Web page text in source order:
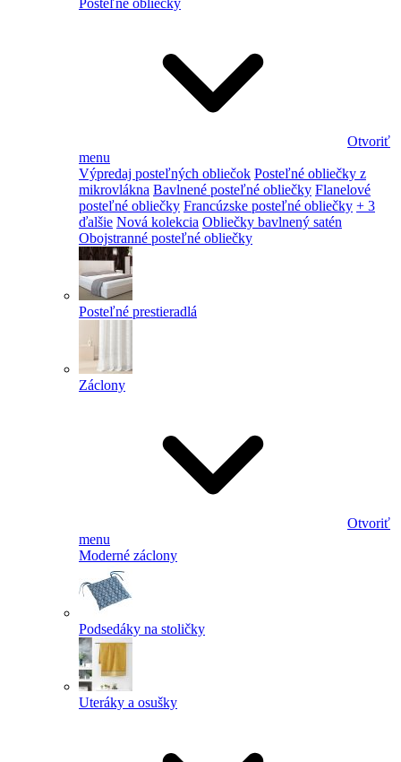
Posteľné obliečky
Otvoriť
menu
Výpredaj posteľných obliečok Posteľné obliečky z
mikrovlákna Bavlnené posteľné obliečky Flanelové
posteľné obliečky Francúzske posteľné obliečky + 3
ďalšie Nová kolekcia Obliečky bavlnený satén
Obojstranné posteľné obliečky
Posteľné prestieradlá
Záclony
Otvoriť
menu
Moderné záclony
Podsedáky na stoličky
Uteráky a osušky